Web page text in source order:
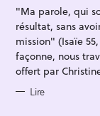
E
"Ma parole, qui
résultat, sans
mission" (Isaïe
façonne, nous
offert par
Lire